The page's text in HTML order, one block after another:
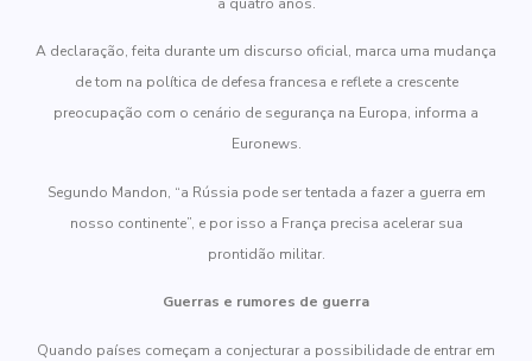
A declaração, feita durante um discurso oficial, marca uma mudança
de tom na política de defesa francesa e reflete a crescente
preocupação com o cenário de segurança na Europa, informa a
Euronews.
Segundo Mandon, “a Rússia pode ser tentada a fazer a guerra em
nosso continente”, e por isso a França precisa acelerar sua
prontidão militar.
Guerras e rumores de guerra
Quando países começam a conjecturar a possibilidade de entrar em